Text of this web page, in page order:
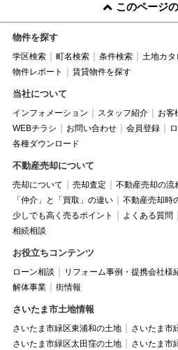
このページ
物件を探す
学区検索 町名検索 条件検索 土地カタ
物件レポート
賃貸物件を探す
当社について
インフォメーション スタッフ紹介 お客
WEBチラシ
お問い合わせ 会員登録
各種ダウンロード
不動産売却について
売却について 売却査定
不動産売却の流
「仲介」と「買取」の違い
不動産売却時
少しでも高く売るポイント
よくある質問
相続相談
お役立ちコンテンツ
ローン相談 リフォーム事例・提携会社様
解体事業
街情報
さいたま市土地情報
さいたま市緑区東浦和の土地
さいたま市
さいたま市緑区太田窪の土地
さいたま市